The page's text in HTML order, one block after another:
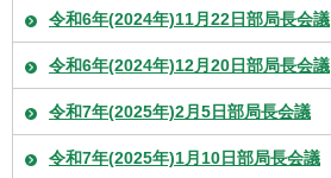
令和6年(2024年)11月22日部局長会議
令和6年(2024年)12月20日部局長会議
令和7年(2025年)2月5日部局長会議
令和7年(2025年)1月10日部局長会議